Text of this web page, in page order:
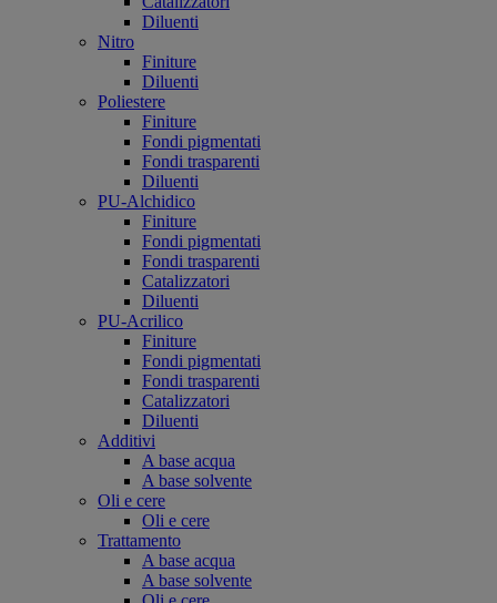
Diluenti
Nitro
Finiture
Diluenti
Poliestere
Finiture
Fondi pigmentati
Fondi trasparenti
Diluenti
PU-Alchidico
Finiture
Fondi pigmentati
Fondi trasparenti
Catalizzatori
Diluenti
PU-Acrilico
Finiture
Fondi pigmentati
Fondi trasparenti
Catalizzatori
Diluenti
Additivi
A base acqua
A base solvente
Oli e cere
Oli e cere
Trattamento
A base acqua
A base solvente